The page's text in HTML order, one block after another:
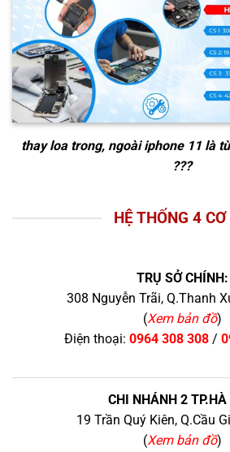
thay loa trong, ngoài iphone 11là từ
???
HỆ THỐNG 4 CƠ
TRỤ SỞ CHÍNH:
308 Nguyễn Trãi, Q.Thanh
(Xem bản đồ)
Điện thoại: 0964 308 308/
CHI NHÁNH 2 TP.HÀ
19 Trần Quý Kiên, Q.Cầu
(Xem bản đồ)